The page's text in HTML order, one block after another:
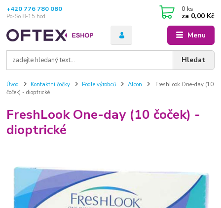
Menu
Hledat
+420 776 780 080
Po-So 8-15 hod
0 ks
za 0,00 Kč
Úvod Kontaktní čočky Podle výrobců Alcon
FreshLook One-day (10
čoček) - dioptrické
FreshLook One-day (10 čoček) -
dioptrické